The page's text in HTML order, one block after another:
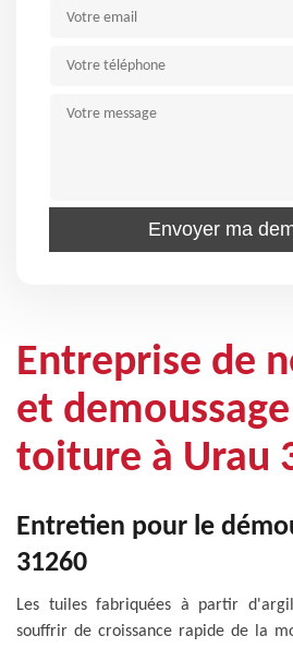
Entreprise de
et
toiture à Urau
Entretien pour le
31260
Les tuiles fabriquées à partir
souffrir de croissance rapide de la